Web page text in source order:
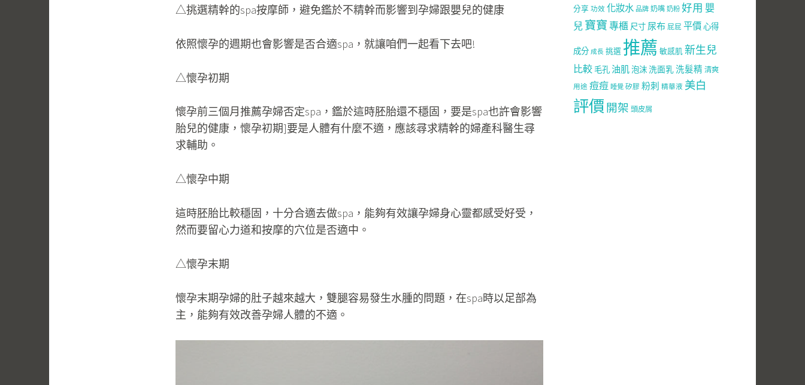
△挑選精幹的spa按摩師，避免鑑於不精幹而影響到孕婦跟嬰兒的健康
依照懷孕的週期也會影響是否合適spa，就讓咱們一起看下去吧!
△懷孕初期
懷孕前三個月推薦孕婦否定spa，鑑於這時胚胎還不穩固，要是spa也許會影響
胎兒的健康，懷孕初期]要是人體有什麼不適，應該尋求精幹的婦產科醫生尋
求輔助。
△懷孕中期
這時胚胎比較穩固，十分合適去做spa，能夠有效讓孕婦身心靈都感受好受，
然而要留心力道和按摩的穴位是否適中。
△懷孕末期
懷孕末期孕婦的肚子越來越大，雙腿容易發生水腫的問題，在spa時以足部為
主，能夠有效改善孕婦人體的不適。
分享 功效 化妝水 品牌 奶嘴 奶粉 好用 嬰
兒 寶寶 專櫃 尺寸 尿布 屁屁 平價心得
成分 成長 挑選 推薦 敏感肌 新生兒
比較 毛孔油肌泡沫 洗面乳洗髮精 清爽
用途 痘痘 睡覺 矽膠 粉刺 精華液 美白
評價 開架 頭皮屑